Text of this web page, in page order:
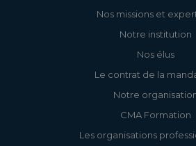
Nos missions et
Notre institution
Nos élus
Le contrat de la
Notre
CMA Formation
Les organisations